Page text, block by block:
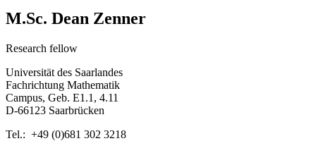
M.Sc. Dean Zenner
Research fellow
Universität des Saarlandes
Fachrichtung Mathematik
Campus, Geb. E1.1, 4.11
D-66123 Saarbrücken
Tel.: +49 (0)681 302 3218